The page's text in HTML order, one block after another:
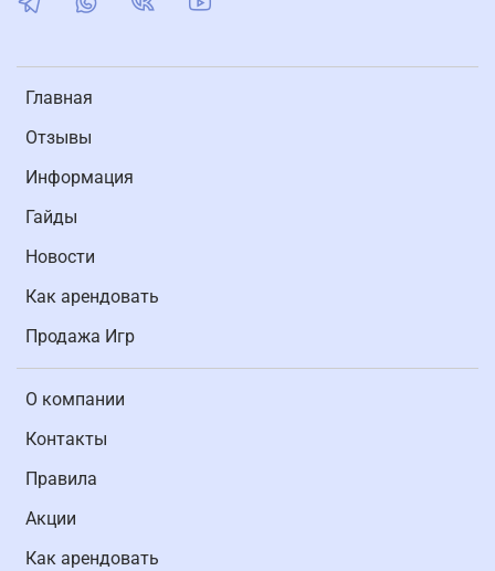
Главная
Отзывы
Информация
Гайды
Новости
Как арендовать
Продажа Игр
О компании
Контакты
Правила
Акции
Как арендовать